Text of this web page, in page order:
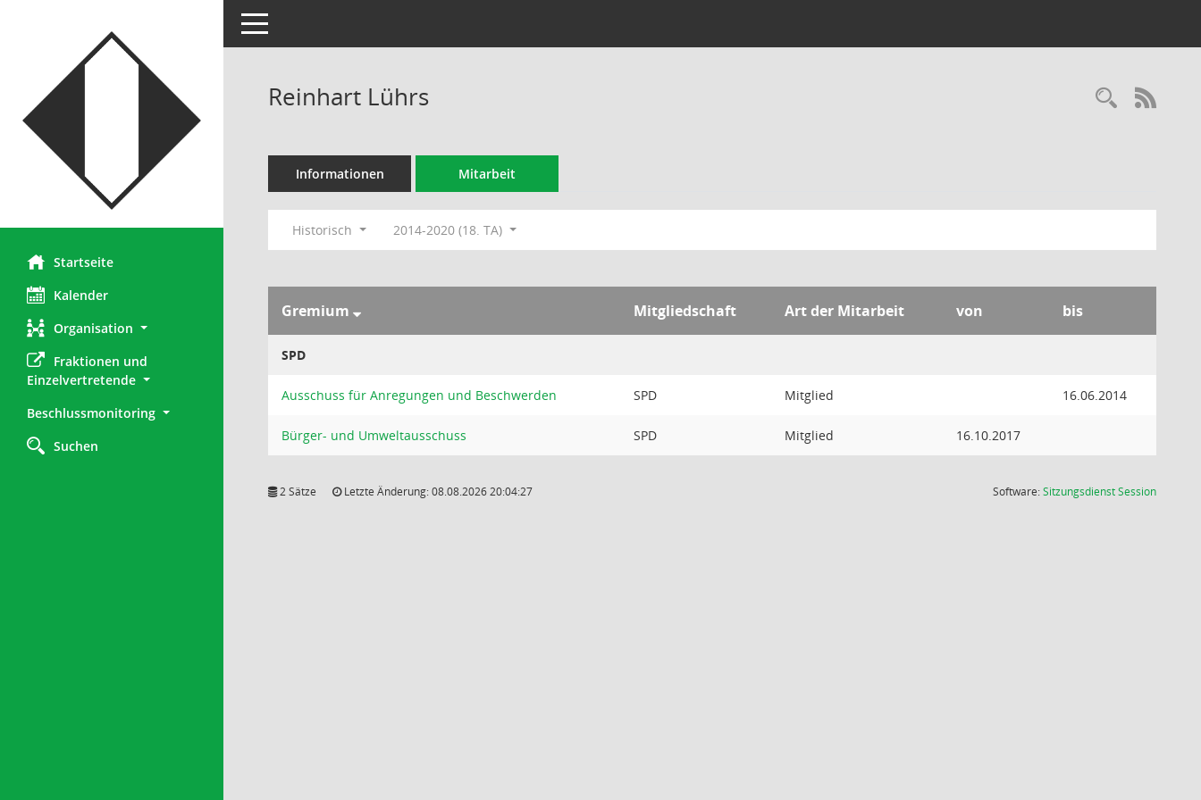
Startseite
Kalender
Organisation
Fraktionen und
Einzelvertretende
Beschlussmonitoring
Suchen
Toggle navigation
Reinhart Lührs
Informationen Mitarbeit
Historisch 2014-2020 (18. TA)
Gremium Mitgliedschaft Art der Mitarbeit von bis
SPD
Ausschuss für Anregungen und Beschwerden SPD Mitglied 16.06.2014
Bürger- und Umweltausschuss SPD Mitglied 16.10.2017
2 Sätze Letzte Änderung: 08.08.2026 20:04:27 Software:SitzungsdienstSession(Wird in